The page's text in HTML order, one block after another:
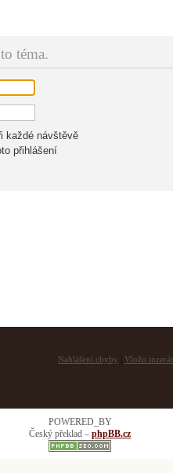
téma.
každé návštěvě
přihlášení
Nahlášení chyby Vložit inzerát
POWERED_BY
Český překlad – phpBB.cz